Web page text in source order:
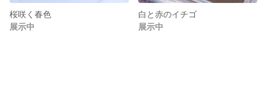
桜咲く春色
展示中
白と赤のイチゴ
展示中